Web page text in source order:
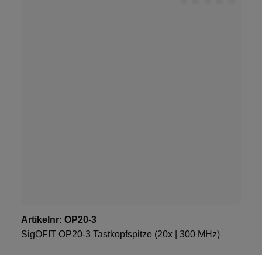
Artikelnr: OP20-3
SigOFIT OP20-3 Tastkopfspitze (20x | 300 MHz)